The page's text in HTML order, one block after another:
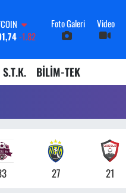
-1.82
0.02
EURO
0.19
Foto Galeri Video
S.T.K. BİLİM-TEK
27 21